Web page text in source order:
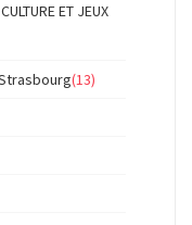
ET JEUX
(13)